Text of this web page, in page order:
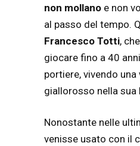
non mollano e non
al passo del tempo.
Francesco Totti,
giocare fino a 40
portiere, vivendo
giallorosso nella sua
Nonostante nelle
venisse usato con il